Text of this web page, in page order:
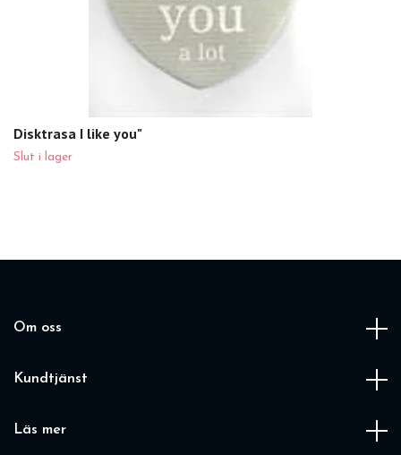
Disktrasa I like you"
Slut i lager
Om oss
Kundtjänst
Läs mer